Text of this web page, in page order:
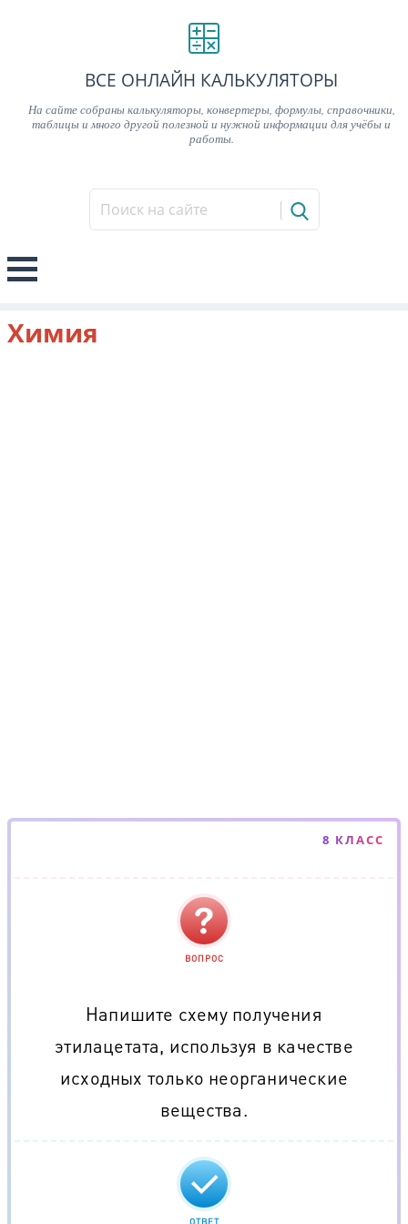
ВСЕ ОНЛАЙН КАЛЬКУЛЯТОРЫ
На сайте собраны калькуляторы, конвертеры, формулы, справочники,
таблицы и много другой полезной и нужной информации для учёбы и
работы.
Химия
8 КЛАСС
ВОПРОС
Напишите схему получения
этилацетата, используя в качестве
исходных только неорганические
вещества.
ОТВЕТ